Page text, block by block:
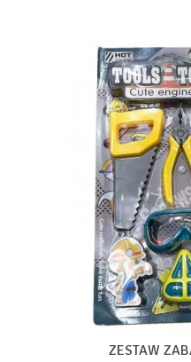
ZESTAW